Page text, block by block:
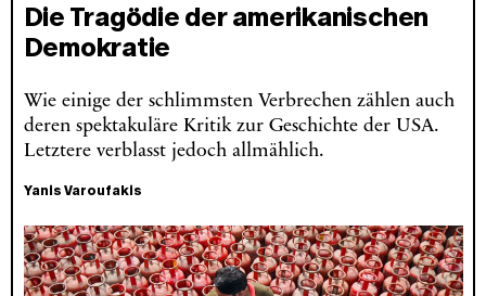
Die Tragödie der amerikanischen
Demokratie
Wie einige der schlimmsten Verbrechen zählen auch
deren spektakuläre Kritik zur Geschichte der USA.
Letztere verblasst jedoch allmählich.
Yanis Varoufakis